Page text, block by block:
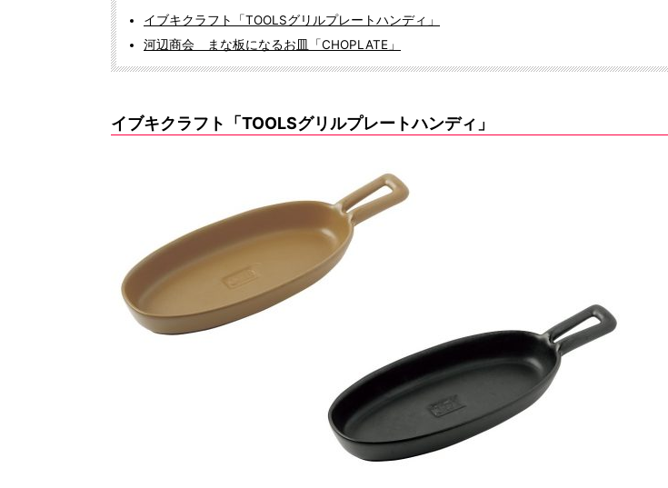
イブキクラフト「TOOLSグリルプレートハンディ」
河辺商会 まな板になるお皿「CHOPLATE」
イブキクラフト「TOOLSグリルプレートハンディ」